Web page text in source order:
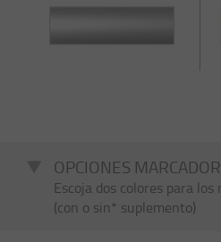
OPCIONES
Escoja dos colores para
(con o sin* suplemento)